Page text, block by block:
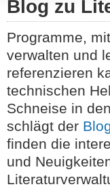
Blog zu
Programme,
verwalten und
referenzieren
technischen
Schneise in
schlägt der
finden die
und